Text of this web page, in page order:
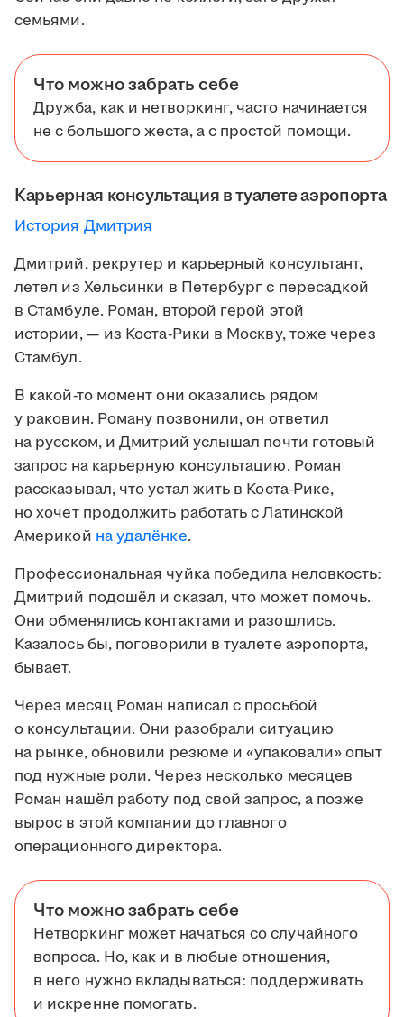
семьями.
Что можно забрать себе
Дружба, как и нетворкинг, часто начинается
не с большого жеста, а с простой помощи.
Карьерная консультация в туалете аэропорта
История Дмитрия
Дмитрий, рекрутер и карьерный консультант,
летел из Хельсинки в Петербург с пересадкой
в Стамбуле. Роман, второй герой этой
истории, — из Коста-Рики в Москву, тоже через
Стамбул.
В какой-то момент они оказались рядом
у раковин. Роману позвонили, он ответил
на русском, и Дмитрий услышал почти готовый
запрос на карьерную консультацию. Роман
рассказывал, что устал жить в Коста-Рике,
но хочет продолжить работать с Латинской
Америкой на удалёнке.
Профессиональная чуйка победила неловкость:
Дмитрий подошёл и сказал, что может помочь.
Они обменялись контактами и разошлись.
Казалось бы, поговорили в туалете аэропорта,
бывает.
Через месяц Роман написал с просьбой
о консультации. Они разобрали ситуацию
на рынке, обновили резюме и «упаковали» опыт
под нужные роли. Через несколько месяцев
Роман нашёл работу под свой запрос, а позже
вырос в этой компании до главного
операционного директора.
Что можно забрать себе
Нетворкинг может начаться со случайного
вопроса. Но, как и в любые отношения,
в него нужно вкладываться: поддерживать
и искренне помогать.